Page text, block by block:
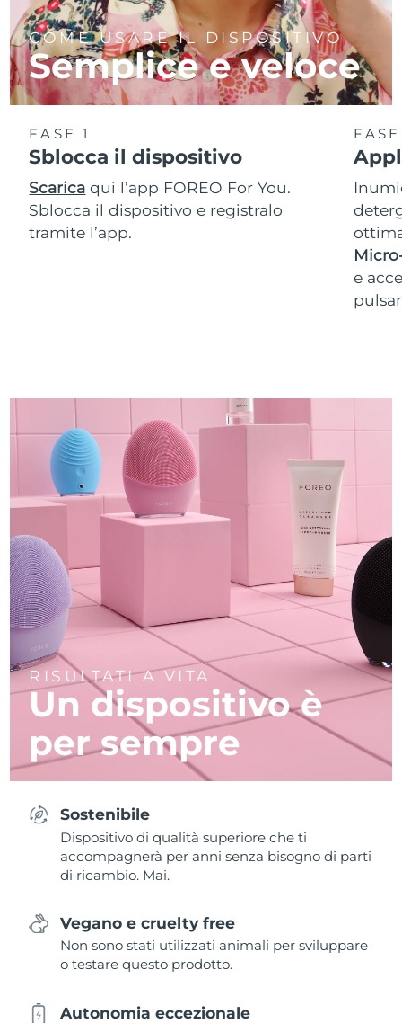
COME USARE IL DISPOSITIVO
Semplice e veloce
FASE 1
Sblocca il dispositivo
Scarica qui l’app FOREO For You.
Sblocca il dispositivo e registralo
tramite l’app.
e
RISULTATI A VITA
Un dispositivo è
per sempre
Sostenibile
Dispositivo di qualità superiore che ti
accompagnerà per anni senza bisogno di parti
di ricambio. Mai.
Vegano e cruelty free
Non sono stati utilizzati animali per sviluppare
o testare questo prodotto.
Autonomia eccezionale